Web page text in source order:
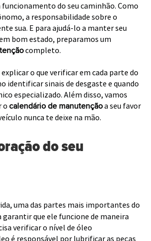
do seu caminhão. Como
a responsabilidade sobre o
sua. E para ajudá-lo a manter seu
bom estado, preparamos um
completo.
o que verificar em cada parte do
identificar sinais de desgaste e quando
especializado. Além disso, vamos
o calendário de manutençãoa seu favor
nunca te deixe na mão.
do seu
uma das partes mais importantes do
garantir que ele funcione de maneira
verificar o nível de óleo
é responsável por lubrificar as peças